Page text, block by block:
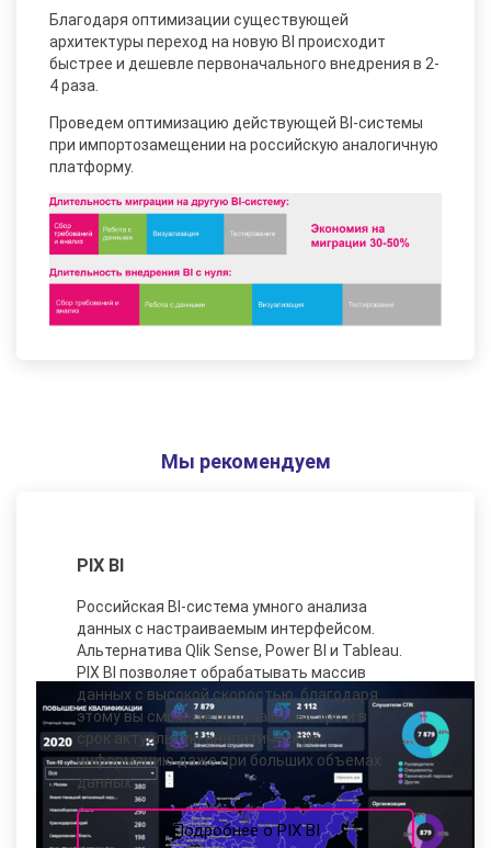
Благодаря оптимизации существующей
архитектуры переход на новую BI происходит
быстрее и дешевле первоначального внедрения в 2-
4 раза.
Проведем оптимизацию действующей BI-системы
при импортозамещении на российскую аналогичную
платформу.
Мы рекомендуем
PIX BI
Российская BI-система умного анализа
данных с настраиваемым интерфейсом.
Альтернатива Qlik Sense, Power BI и Tableau.
PIX BI позволяет обрабатывать массив
данных с высокой скоростью, благодаря
этому вы сможете получать быстро и в
срок актуальную аналитическую
информацию даже при больших объемах
данных.
Подробнее о PIX BI